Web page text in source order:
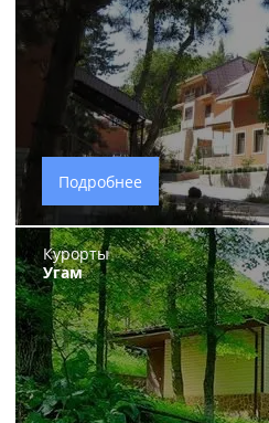
Подробнее
Курорты
Угам